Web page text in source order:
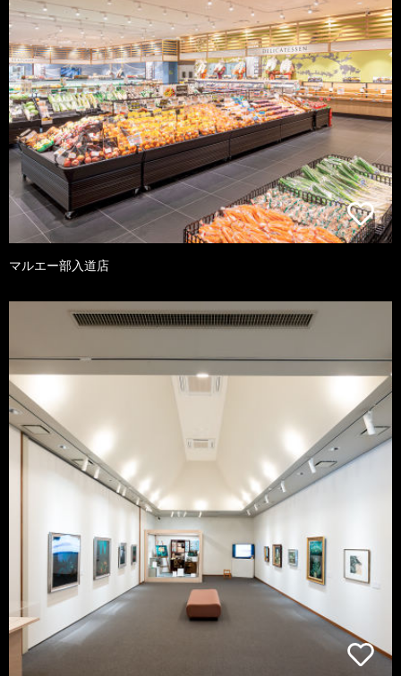
マルエー部入道店